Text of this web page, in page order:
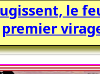
le
premier